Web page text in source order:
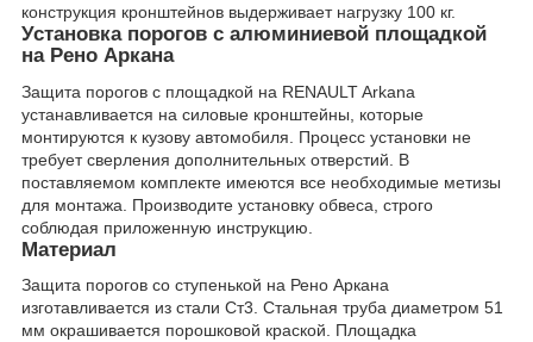
конструкция кронштейнов выдерживает нагрузку 100 кг.
Установка порогов с алюминиевой площадкой
на Рено Аркана
Защита порогов с площадкой на RENAULT Arkana
устанавливается на силовые кронштейны, которые
монтируются к кузову автомобиля. Процесс установки не
требует сверления дополнительных отверстий. В
поставляемом комплекте имеются все необходимые метизы
для монтажа. Производите установку обвеса, строго
соблюдая приложенную инструкцию.
Материал
Защита порогов со ступенькой на Рено Аркана
изготавливается из стали Ст3. Стальная труба диаметром 51
мм окрашивается порошковой краской. Площадка